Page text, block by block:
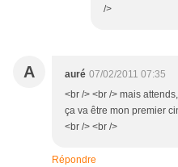
/>
A auré 07/02/2011 07:35
<br /> <br /> mais
ça va être mon premier
<br /> <br />
Répondre